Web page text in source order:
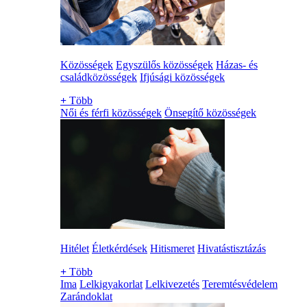
Közösségek Egyszülős közösségek Házas- és
családközösségek Ifjúsági közösségek
+ Több
Női és férfi közösségek Önsegítő közösségek
Hitélet Életkérdések Hitismeret Hivatástisztázás
+ Több
Ima Lelkigyakorlat Lelkivezetés Teremtésvédelem
Zarándoklat